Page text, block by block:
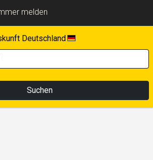
melden
Deutschland
Suchen